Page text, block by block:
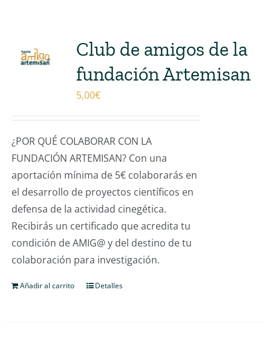
Club de amigos de la
fundación Artemisan
5,00€
¿POR QUÉ COLABORAR CON LA
FUNDACIÓN ARTEMISAN? Con una
aportación mínima de 5€ colaborarás en
el desarrollo de proyectos científicos en
defensa de la actividad cinegética.
Recibirás un certificado que acredita tu
condición de AMIG@ y del destino de tu
colaboración para investigación.
Añadir al carrito Detalles